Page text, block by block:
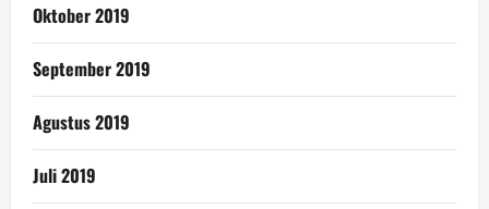
Oktober 2019
September 2019
Agustus 2019
Juli 2019